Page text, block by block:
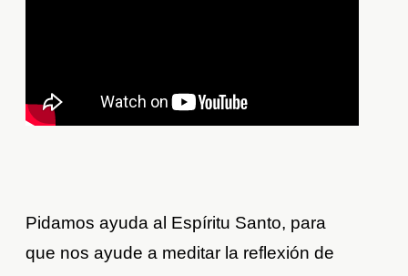
Pidamos ayuda al Espíritu Santo, para
que nos ayude a meditar la reflexión de